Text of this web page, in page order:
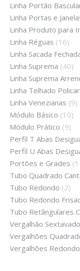
Linha Portão
Linha Portas e
Linha Produto para
Linha Réguas (16)
Linha Sacada
Linha Suprema (40)
Linha Suprema
Linha Telhado
Linha Venezianas (9)
Módulo Básico (10)
Módulo Prático (9)
Perfil T Abas
Perfil U Abas
Portões e Grades
Tubo Quadrado
Tubo Redondo (2)
Tubo Redondo
Tubo Retângulares
Vergalhão Sextavado
Vergalhões
Vergalhões Redondo